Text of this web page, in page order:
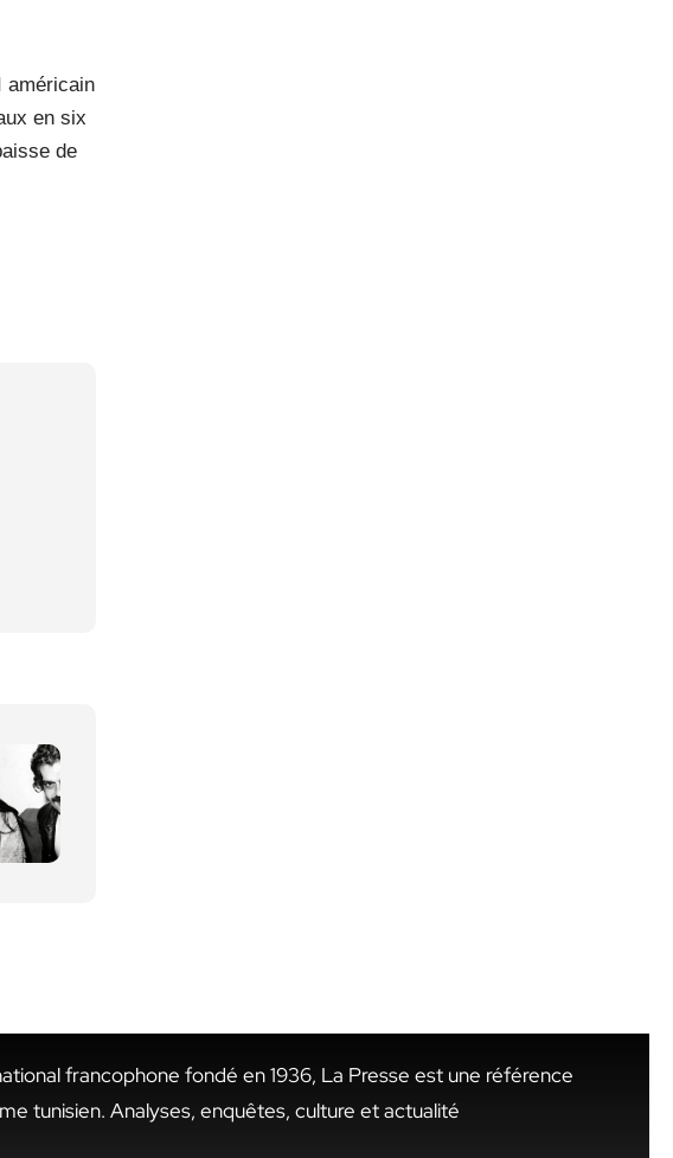
américain
en six
de
francophone fondé en 1936, La Presse est une référence
tunisien. Analyses, enquêtes, culture et actualité